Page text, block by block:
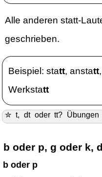
Alle anderen statt-
geschrieben.
Beispiel: statt, anstatt
Werkstatt
✮ t, dt oder tt? Übungen
b oder p, g oder k,
b oder p